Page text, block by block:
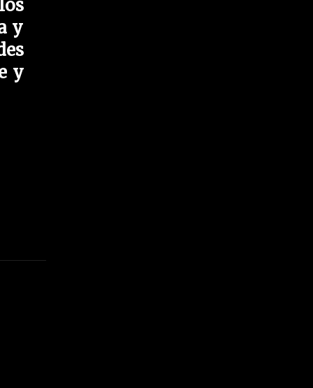
y
y